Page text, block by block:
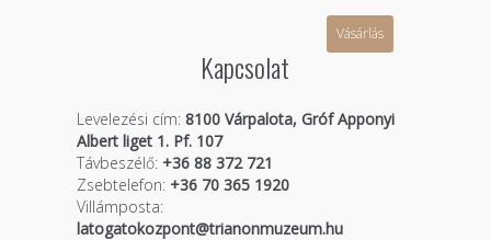
Vásárlás
Kapcsolat
Levelezési cím: 8100 Várpalota, Gróf Apponyi
Albert liget 1. Pf. 107
Távbeszélő:+36 88 372 721
Zsebtelefon:+36 70 365 1920
Villámposta:
latogatokozpont@trianonmuzeum.hu